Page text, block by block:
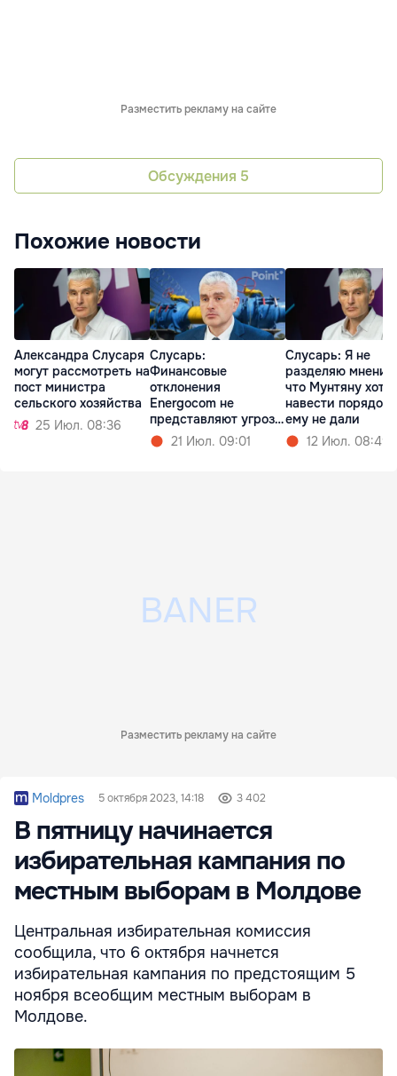
Разместить рекламу на сайте
Обсуждения 5
Похожие новости
Александра Слусаря
могут рассмотреть на
пост министра
сельского хозяйства
25 Июл. 08:36
Слусарь:
Финансовые
отклонения
Energocom не
представляют угрозы
для компании
21 Июл. 09:01
Слусарь: Я не
разделяю мнения,
что Мунтяну
навести порядок,
ему не дали
12 Июл. 08:49
Разместить рекламу на сайте
Moldpres 5 октября 2023, 14:18 3 402
В пятницу начинается
избирательная кампания по
местным выборам в Молдове
Центральная избирательная комиссия
сообщила, что 6 октября начнется
избирательная кампания по предстоящим 5
ноября всеобщим местным выборам в
Молдове.